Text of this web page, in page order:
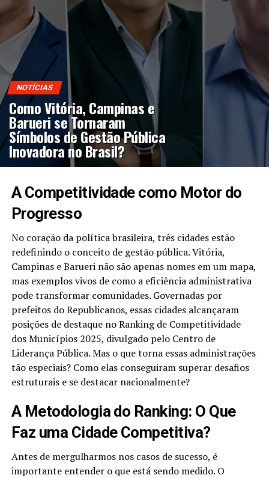
NOTÍCIAS
Como Vitória, Campinas e
Barueri se Tornaram
Símbolos de Gestão Pública
Inovadora no Brasil?
A Competitividade como Motor do
Progresso
No coração da política brasileira, três cidades estão
redefinindo o conceito de gestão pública. Vitória,
Campinas e Barueri não são apenas nomes em um mapa,
mas exemplos vivos de como a eficiência administrativa
pode transformar comunidades. Governadas por
prefeitos do Republicanos, essas cidades alcançaram
posições de destaque no Ranking de Competitividade
dos Municípios 2025, divulgado pelo Centro de
Liderança Pública. Mas o que torna essas administrações
tão especiais? Como elas conseguiram superar desafios
estruturais e se destacar nacionalmente?
A Metodologia do Ranking: O Que
Faz uma Cidade Competitiva?
Antes de mergulharmos nos casos de sucesso, é
importante entender o que está sendo medido. O